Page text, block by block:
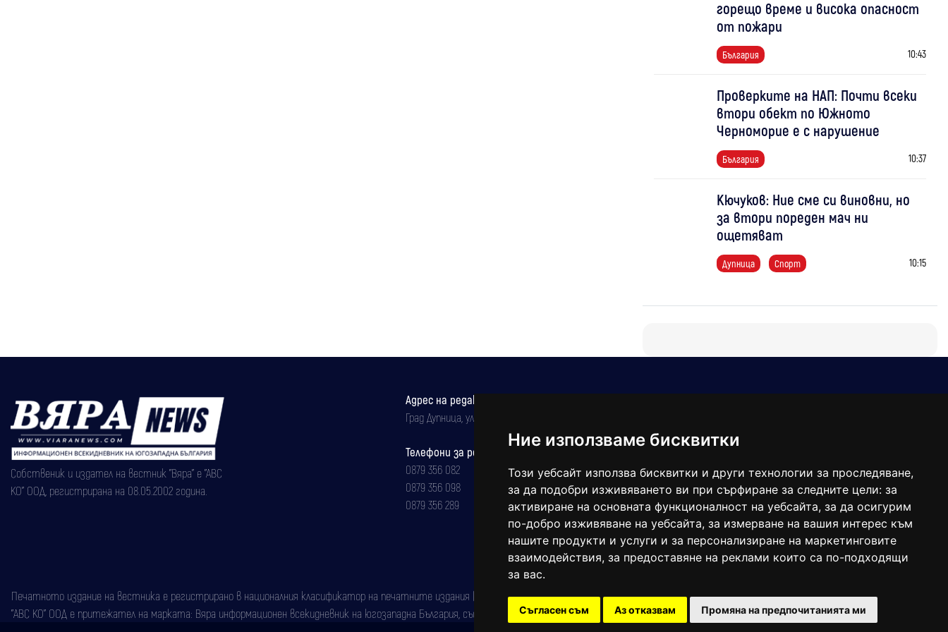
Ние използваме бисквитки
Този уебсайт използва бисквитки и други технологии за проследяване,
за да подобри изживяването ви при сърфиране за следните цели: за
активиране на основната функционалност на уебсайта, за да осигурим
по-добро изживяване на уебсайта, за измерване на вашия интерес към
нашите продукти и услуги и за персонализиране на маркетинговите
взаимодействия, за предоставяне на реклами които са по-подходящи
за вас.
Съгласен съм Аз отказвам Промяна на предпочитанията ми
горещо време и висока опасност
от пожари
България 10:43
Проверките на НАП: Почти всеки
втори обект по Южното
Черноморие е с нарушение
България 10:37
Кючуков: Ние сме си виновни, но
за втори пореден мач ни
ощетяват
Дупница Спорт 10:15
Собственик и издател на вестник "Вяра" е "АВС
КО" ООД, регистрирана на 08.05.2002 година.
Адрес на редакцията
Град Дупница, ул.''Христо Ботев" 43
Телефони за реклама и абонаменти
0879 356 082
0879 356 098
0879 356 289
balgarkanews@gmail.com
Печатното издание на вестника е регистрирано в националния класификатор на печатните издания (Българска национална агенция за ISSN) под номер: ISSN 1312-4722.
"АВС КО" ООД е притежател на марката: Вяра информационен всекидневник на югозападна България, със свидетелство за марка рег. номер: 47857/11.05.2004 година.